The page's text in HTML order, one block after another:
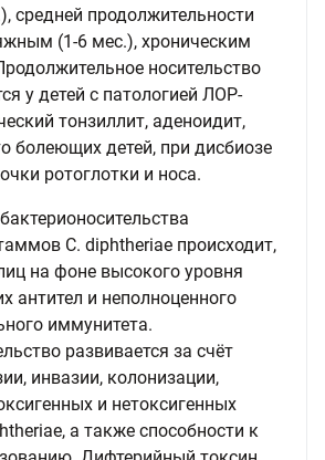
средней продолжительности
(1-6 мес.), хроническим
носительство
у детей с патологией ЛОР-
тонзиллит, аденоидит,
болеющих детей, при дисбиозе
ротоглотки и носа.
С. diphtheriae происходит,
на фоне высокого уровня
антител и неполноценного
иммунитета.
развивается за счёт
инвазии, колонизации,
и нетоксигенных
а также способности к